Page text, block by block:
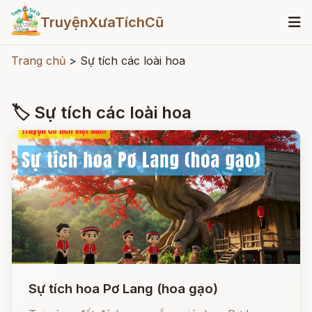
TruyệnXưaTíchCũ
Trang chủ > Sự tích các loài hoa
🏷 Sự tích các loài hoa
Sự tích hoa Pơ Lang (hoa gạo)